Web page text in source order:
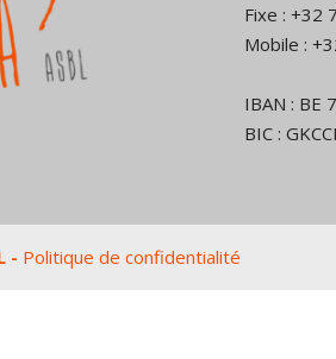
Fixe : +32
Mobile :
IBAN : BE
BIC :
- Politique de confidentialité